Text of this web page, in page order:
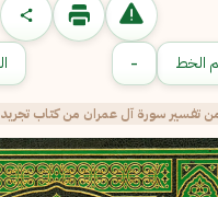
إلغاء
الخط -
تفسير سورة آل عمران من كتاب تجريد